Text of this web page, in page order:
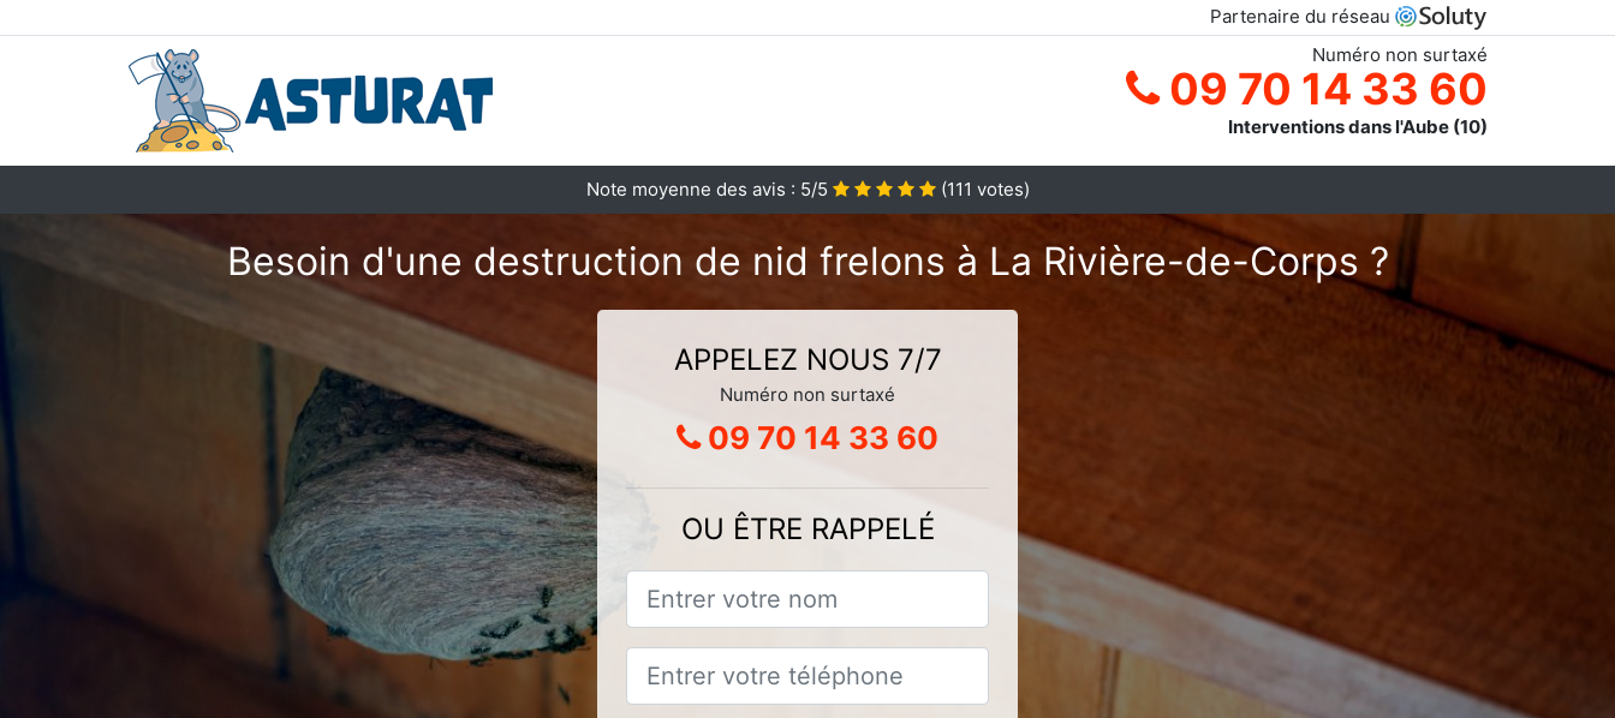
Partenaire du réseau
Numéro non surtaxé
09 70 14 33 60
Interventions dans l'Aube (10)
Note moyenne des avis : 5/5 (111 votes)
Besoin d'une destruction de nid frelons à La Rivière-de-Corps ?
APPELEZ NOUS 7/7
Numéro non surtaxé
09 70 14 33 60
OU ÊTRE RAPPELÉ